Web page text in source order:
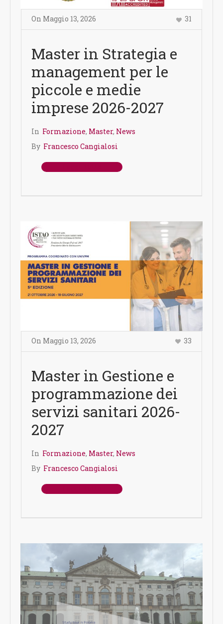
On Maggio 13, 2026 31
Master in Strategia e
management per le
piccole e medie
imprese 2026-2027
In Formazione, Master, News
By Francesco Cangialosi
On Maggio 13, 2026 33
Master in Gestione e
programmazione dei
servizi sanitari 2026-
2027
In Formazione, Master, News
By Francesco Cangialosi